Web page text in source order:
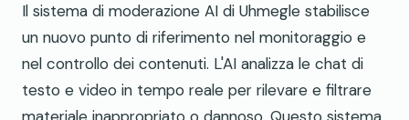
Il sistema di moderazione AI di Uhmegle stabilisce
un nuovo punto di riferimento nel monitoraggio e
nel controllo dei contenuti. L'AI analizza le chat di
testo e video in tempo reale per rilevare e filtrare